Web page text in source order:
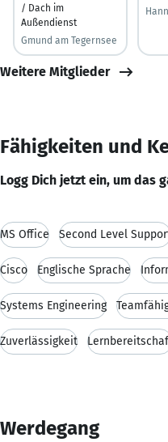
/ Dach im
Außendienst
Gmund am Tegernsee
Weitere Mitglieder
Fähigkeiten und
Logg Dich jetzt ein, um das
MS Office Second Level
Cisco Englische Sprache
Systems Engineering
Zuverlässigkeit
Werdegang